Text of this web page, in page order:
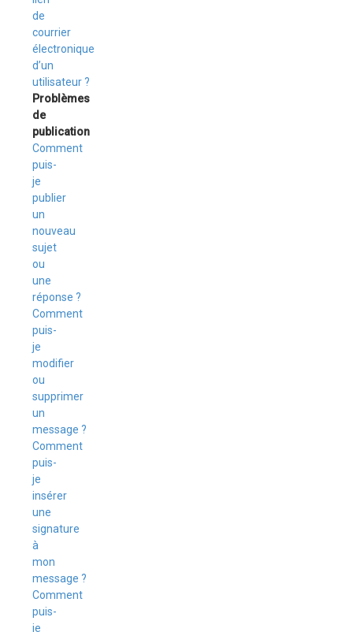
de
courrier
électronique
d’un
utilisateur ?
Problèmes
de
publication
Comment
puis-
je
publier
un
nouveau
sujet
ou
une
réponse ?
Comment
puis-
je
modifier
ou
supprimer
un
message ?
Comment
puis-
je
insérer
une
signature
à
mon
message ?
Comment
puis-
je